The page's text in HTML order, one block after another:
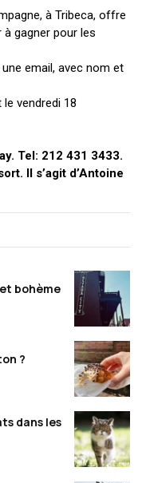
à Tribeca, offre
à gagner pour les
email, avec nom et
le vendredi 18
Tel: 212 431 3433.
Il s’agit d’Antoine
bohème
?
dans les